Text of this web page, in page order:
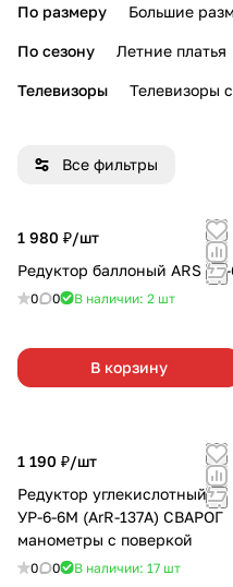
По размеру Большие
По сезону Летние платья
Телевизоры Телевизоры
Все фильтры
1 980 ₽/шт
Редуктор баллоный ARS
0 0 В наличии: 2 шт
В корзину
1 190 ₽/шт
Редуктор углекислотный
УР-6-6М (ArR-137A) СВАРОГ
манометры с поверкой
0 0 В наличии: 17 шт